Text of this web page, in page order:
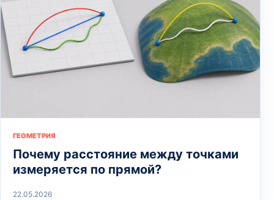
ГЕОМЕТРИЯ
Почему расстояние между точками
измеряется по прямой?
22.05.2026